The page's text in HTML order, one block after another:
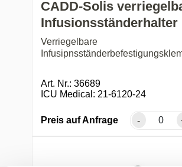
CADD-Solis
Infusionsständerhalter
Verriegelbare
Art. Nr.: 36689
ICU Medical: 21-6120-24
Preis auf Anfrage -